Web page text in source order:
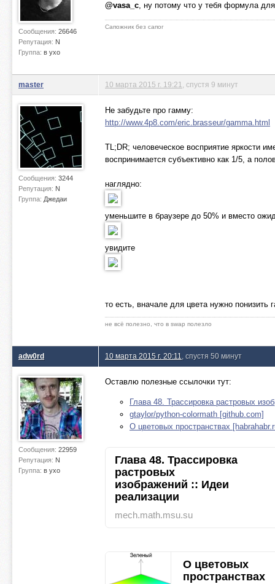
Сообщения: 26646
Репутация: N
Группа: в ухо
@vasa_c, ну потому что у тебя формула
Сапожник без сапог
master
Сообщения: 3244
Репутация: N
Группа: Джедаи
10 марта 2015 г. 19:21 , спустя 9 минут
Не забудьте про гамму:
http://www.4p8.com/eric.brasseur/gamma.html
TL;DR; человеческое восприятие яркости
воспринимается субъективно как 1/5, а
наглядно:
уменьшите в браузере до 50% и вместо
увидите
то есть, вначале для цвета нужно
не всё полезно, что в swap полезло
adw0rd
Сообщения: 22959
Репутация: N
Группа: в ухо
10 марта 2015 г. 20:11 , спустя 50 минут
Оставлю полезные ссылочки тут:
Глава 48. Трассировка растровых
gtaylor/python-colormath [github.com]
О цветовых пространствах
Глава 48. Трассировка
растровых
изображений :: Идеи
реализации
mech.math.msu.su
О цветовых
пространствах